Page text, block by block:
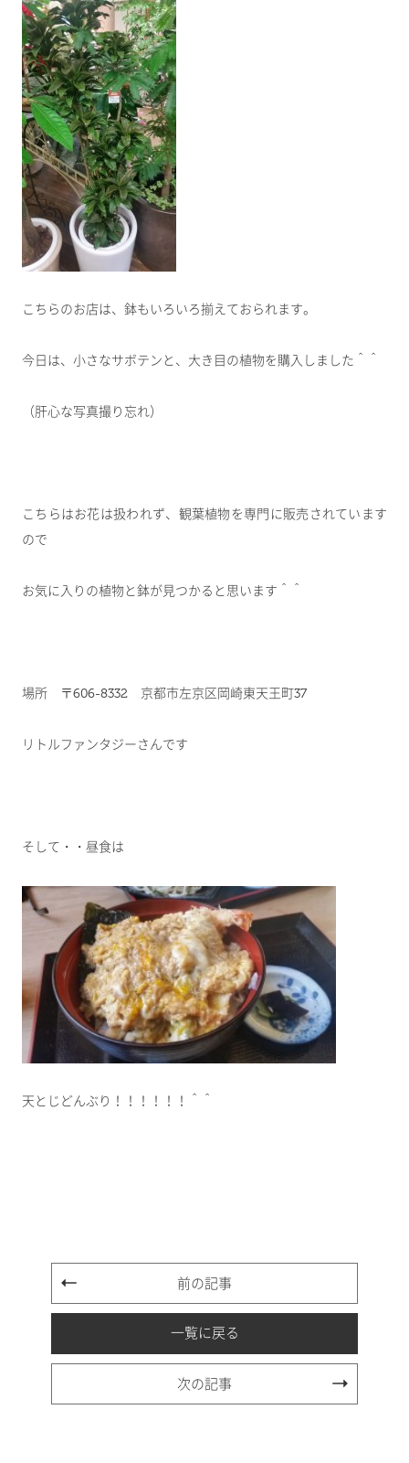
こちらのお店は、鉢もいろいろ揃えておられます。
今日は、小さなサボテンと、大き目の植物を購入しました＾＾
（肝心な写真撮り忘れ）
こちらはお花は扱われず、観葉植物を専門に販売されています
ので
お気に入りの植物と鉢が見つかると思います＾＾
場所 〒606-8332 京都市左京区岡崎東天王町37
リトルファンタジーさんです
そして・・昼食は
天とじどんぶり！！！！！！＾＾
前の記事
一覧に戻る
次の記事